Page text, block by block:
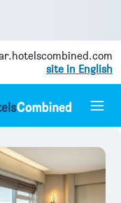
site in English